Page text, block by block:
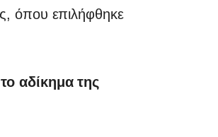
όπου επιλήφθηκε
αδίκημα της